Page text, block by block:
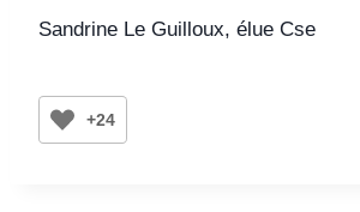
Sandrine Le Guilloux, élue Cse
+24